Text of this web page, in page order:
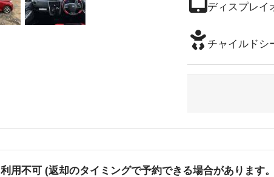
ディスプレイ
チャイルドシ
利用不可 (返却のタイミングで予約できる場合があります